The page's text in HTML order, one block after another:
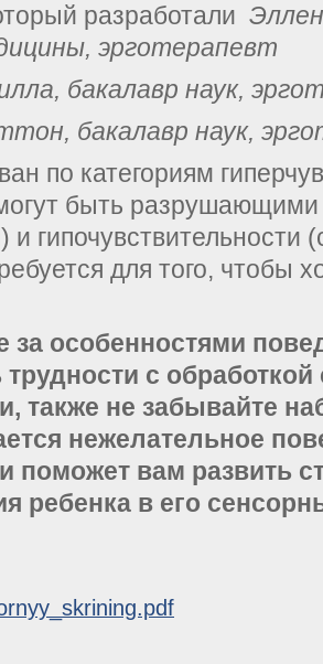
разработали
эрготерапевт
бакалавр наук,
бакалавр наук,
по категориям
быть
и гипочувствительности
для того, чтобы
за особенностями
с
также не забывайте
нежелательное
поможет вам развить
ребенка в его